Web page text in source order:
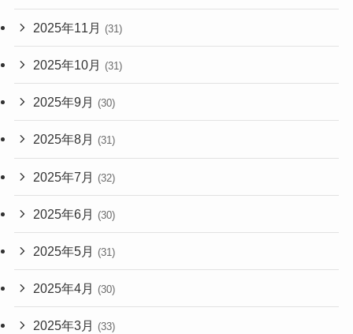
2025年11月 (31)
2025年10月 (31)
2025年9月 (30)
2025年8月 (31)
2025年7月 (32)
2025年6月 (30)
2025年5月 (31)
2025年4月 (30)
2025年3月 (33)